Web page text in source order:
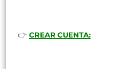
👉 CREAR CUENTA: